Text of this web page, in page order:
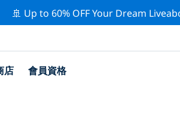
🚢 Up to 60% OFF Your Dream
店 會員資格